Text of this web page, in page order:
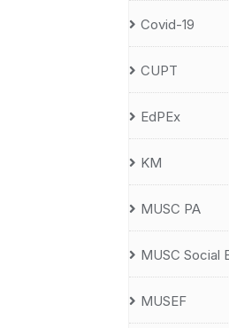
Covid-19
CUPT
EdPEx
KM
MUSC PA
MUSC Social
MUSEF